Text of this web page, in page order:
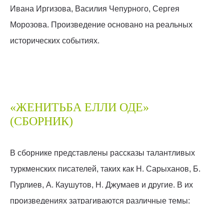
Ивана Иргизова, Василия Чепурного, Сергея
Морозова. Произведение основано на реальных
исторических событиях.
«ЖЕНИТЬБА ЕЛЛИ ОДЕ»
(СБОРНИК)
В сборнике представлены рассказы талантливых
туркменских писателей, таких как Н. Сарыханов, Б.
Пурлиев, А. Каушутов, Н. Джумаев и другие. В их
произведениях затрагиваются различные темы: